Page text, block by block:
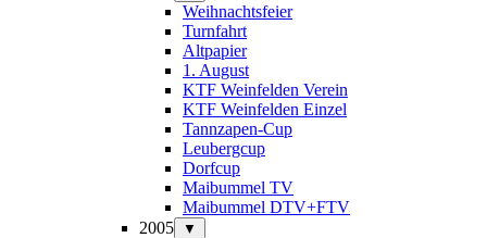
Weihnachtsfeier
Turnfahrt
Altpapier
1. August
KTF Weinfelden Verein
KTF Weinfelden Einzel
Tannzapen-Cup
Leubergcup
Dorfcup
Maibummel TV
Maibummel DTV+FTV
2005
▼